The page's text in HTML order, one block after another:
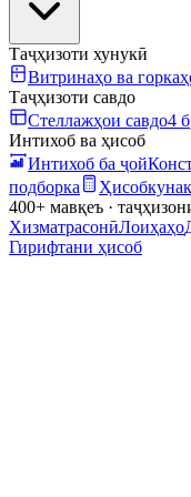
Таҷҳизоти хунукӣ
Витринаҳо ва
Таҷҳизоти савдо
Стеллажҳои савдо4
Интихоб ва ҳисоб
Интихоб ба ҷой
подборка
400+ мавқеъ ·
ХизматрасонӣЛоиҳаҳо
Гирифтани ҳисоб